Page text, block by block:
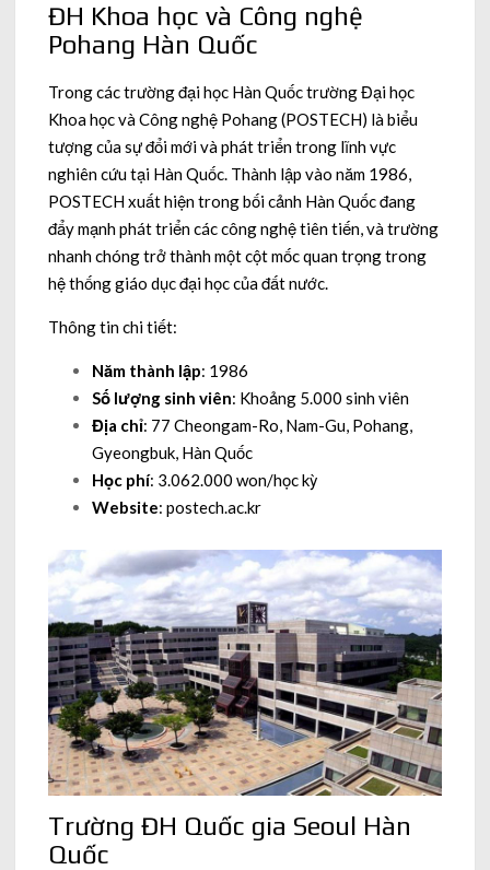
ĐH Khoa học và Công nghệ
Pohang Hàn Quốc
Trong các trường đại học Hàn Quốc trường Đại học
Khoa học và Công nghệ Pohang (POSTECH) là biểu
tượng của sự đổi mới và phát triển trong lĩnh vực
nghiên cứu tại Hàn Quốc. Thành lập vào năm 1986,
POSTECH xuất hiện trong bối cảnh Hàn Quốc đang
đẩy mạnh phát triển các công nghệ tiên tiến, và trường
nhanh chóng trở thành một cột mốc quan trọng trong
hệ thống giáo dục đại học của đất nước.
Thông tin chi tiết:
Năm thành lập: 1986
Số lượng sinh viên: Khoảng 5.000 sinh viên
Địa chỉ: 77 Cheongam-Ro, Nam-Gu, Pohang,
Gyeongbuk, Hàn Quốc
Học phí: 3.062.000 won/học kỳ
Website: postech.ac.kr
Trường ĐH Quốc gia Seoul Hàn
Quốc